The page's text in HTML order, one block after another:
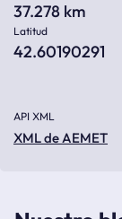
37.278 km
Latitud
42.60190291
API XML
XML de AEMET